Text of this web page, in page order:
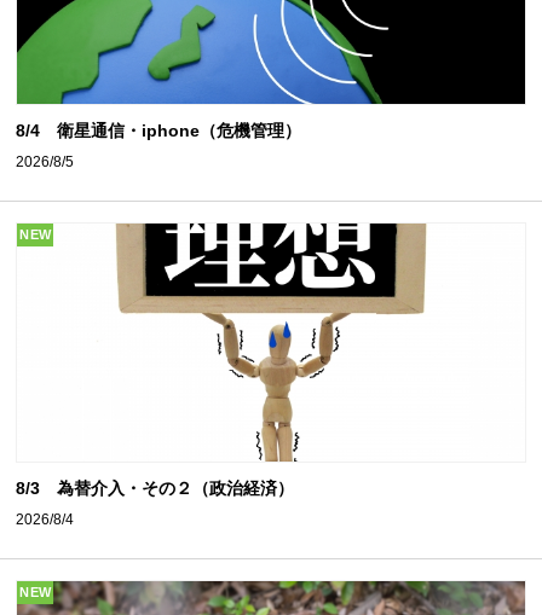
8/4 衛星通信・iphone（危機管理）
2026/8/5
NEW
8/3 為替介入・その２（政治経済）
2026/8/4
NEW